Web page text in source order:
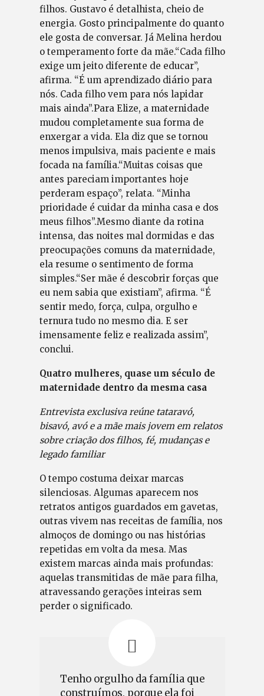
filhos. Gustavo é detalhista, cheio de
energia. Gosto principalmente do quanto
ele gosta de conversar. Já Melina herdou
o temperamento forte da mãe.“Cada filho
exige um jeito diferente de educar”,
afirma. “É um aprendizado diário para
nós. Cada filho vem para nós lapidar
mais ainda”.Para Elize, a maternidade
mudou completamente sua forma de
enxergar a vida. Ela diz que se tornou
menos impulsiva, mais paciente e mais
focada na família.“Muitas coisas que
antes pareciam importantes hoje
perderam espaço”, relata. “Minha
prioridade é cuidar da minha casa e dos
meus filhos”.Mesmo diante da rotina
intensa, das noites mal dormidas e das
preocupações comuns da maternidade,
ela resume o sentimento de forma
simples.“Ser mãe é descobrir forças que
eu nem sabia que existiam”, afirma. “É
sentir medo, força, culpa, orgulho e
ternura tudo no mesmo dia. E ser
imensamente feliz e realizada assim”,
conclui.
Quatro mulheres, quase um século de
maternidade dentro da mesma casa
Entrevista exclusiva reúne tataravó,
bisavó, avó e a mãe mais jovem em relatos
sobre criação dos filhos, fé, mudanças e
legado familiar
O tempo costuma deixar marcas
silenciosas. Algumas aparecem nos
retratos antigos guardados em gavetas,
outras vivem nas receitas de família, nos
almoços de domingo ou nas histórias
repetidas em volta da mesa. Mas
existem marcas ainda mais profundas:
aquelas transmitidas de mãe para filha,
atravessando gerações inteiras sem
perder o significado.
Tenho orgulho da família que
construímos, porque ela foi